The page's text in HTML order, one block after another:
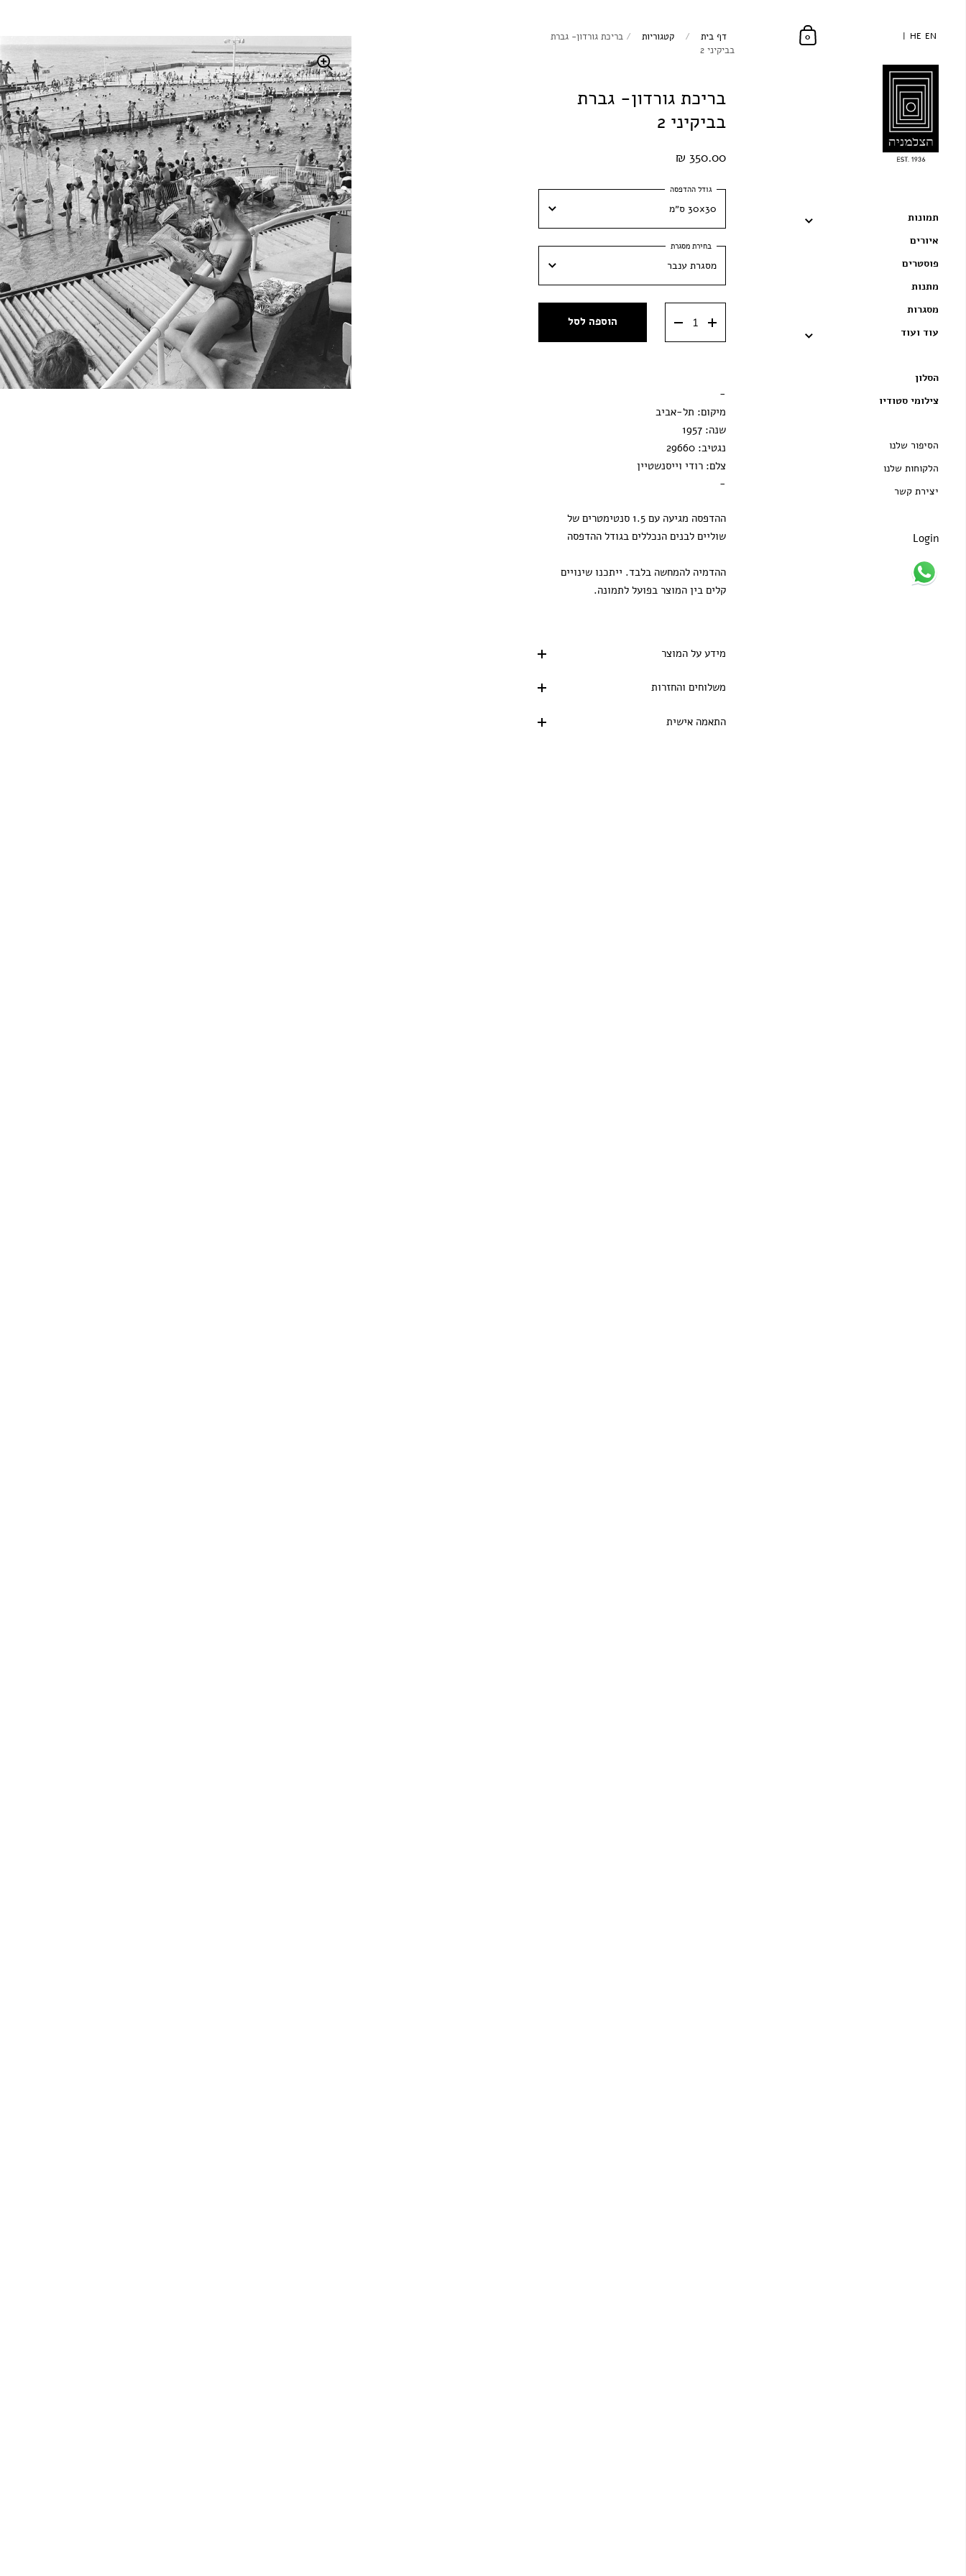
HE EN
HE EN
תמונות
איורים
פוסטרים
מתנות
מסגרות
עוד ועוד
הסלון
צילומי סטודיו
הסיפור שלנו
הלקוחות שלנו
יצירת קשר
Login
0 דף בית / קטגוריות / בריכת גורדון- גברת
בביקיני 2
בריכת גורדון- גברת
בביקיני 2
350.00 ₪
30x30 ס״מ
30x30 ס״מ
40x40 ס״מ
50x50 ס״מ
מסגרת ענבר
מסגרת וונגה הוספה לסל
-
מיקום: תל-אביב
שנה: 1957
נגטיב: 29660
צלם: רודי וייסנשטיין
-
ההדפסה מגיעה עם 1.5 סנטימטרים של
שוליים לבנים הנכללים בגודל ההדפסה
ההדמיה להמחשה בלבד. ייתכנו שינויים
קלים בין המוצר בפועל לתמונה.
מידע על המוצר
משלוחים והחזרות
התאמה אישית